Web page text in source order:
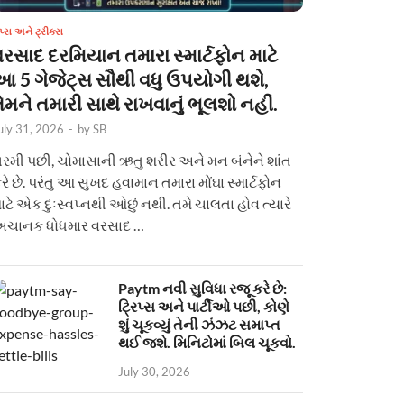
અને ટ્રીક્સ
દરમિયાન તમારા સ્માર્ટફોન માટે
5 ગેજેટ્સ સૌથી વધુ ઉપયોગી થશે,
તમારી સાથે રાખવાનું ભૂલશો નહીં.
31, 2026 - bySB
પછી, ચોમાસાની ઋતુ શરીર અને મન બંનેને શાંત
છે. પરંતુ આ સુખદ હવામાન તમારા મોંઘા સ્માર્ટફોન
એક દુઃસ્વપ્નથી ઓછું નથી. તમે ચાલતા હોવ ત્યારે
ધોધમાર વરસાદ …
Paytm નવી સુવિધા રજૂ કરે છે:
ટ્રિપ્સ અને પાર્ટીઓ પછી, કોણે
શું ચૂકવ્યું તેની ઝંઝટ સમાપ્ત
થઈ જશે. મિનિટોમાં બિલ ચૂકવો.
July 30, 2026